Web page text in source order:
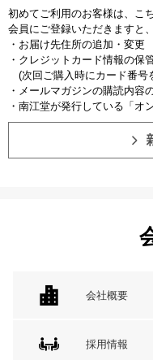
初めてご利用のお客様は、こ
会員にご登録いただきますと
・お届け先住所の追加・変更
・クレジットカード情報の保
(次回ご購入時にカード番号
・メールマガジンの購読内容
・南江堂が発行している「オ
会社概要
採用情報